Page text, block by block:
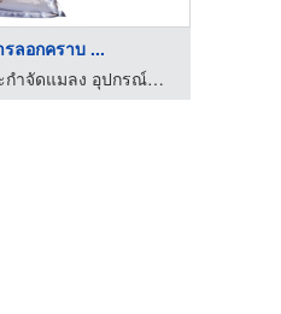
รลอกคราบ ...
ขายส่งสารป้องกันและกำจัดแมลง อุปกรณ์กำจัดแมลง